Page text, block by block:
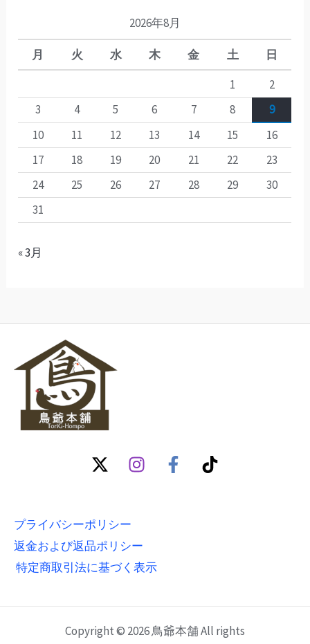
2026年8月
月 火 水 木 金 土
日
1
2
3
4 5 6 7 8
9
10
11 12 13 14 15
16
17
18 19 20 21 22
23
24
25 26 27 28 29
30
31
« 3月
プライバシーポリシー
返金および返品ポリシー
特定商取引法に基づく表示
Copyright © 2026 鳥爺本舗 All rights